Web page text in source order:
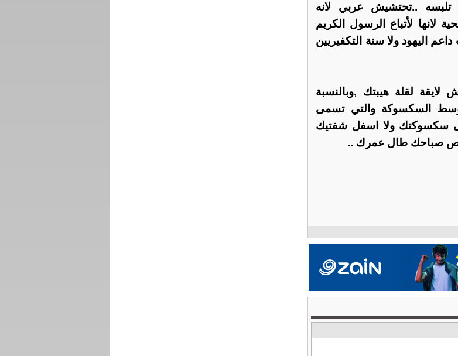
..تحتشيش عربي لانه
لانها لأتباع الرسول الكريم
اليهود ولا سنة التكفيريين
لقلة هيبتك ,وبالنسبة
السكسوكة والتي تسمى
على سكسوكتك ولا اسفل شفتيك
صباحك طال عمرك ..